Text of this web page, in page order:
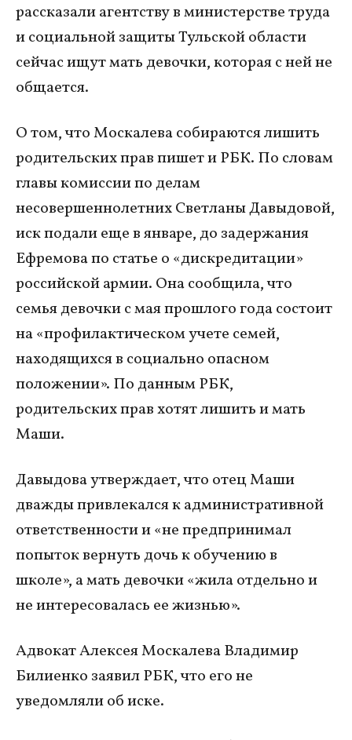
рассказали агентству в министерстве труда
и социальной защиты Тульской области
сейчас ищут мать девочки, которая с ней не
общается.
О том, что Москалева собираются лишить
родительских прав пишет и РБК. По словам
главы комиссии по делам
несовершеннолетних Светланы Давыдовой,
иск подали еще в январе, до задержания
Ефремова по статье о «дискредитации»
российской армии. Она сообщила, что
семья девочки с мая прошлого года состоит
на «профилактическом учете семей,
находящихся в социально опасном
положении». По данным РБК,
родительских прав хотят лишить и мать
Маши.
Давыдова утверждает, что отец Маши
дважды привлекался к административной
ответственности и «не предпринимал
попыток вернуть дочь к обучению в
школе», а мать девочки «жила отдельно и
не интересовалась ее жизнью».
Адвокат Алексея Москалева Владимир
Билиенко заявил РБК, что его не
уведомляли об иске.